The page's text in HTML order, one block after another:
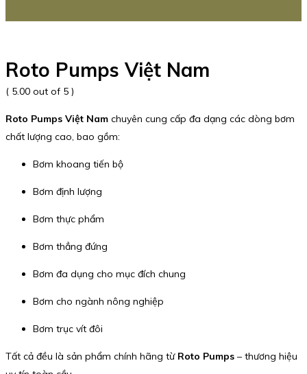
Roto Pumps Việt Nam
( 5.00 out of 5 )
Roto Pumps Việt Nam chuyên cung cấp đa dạng các dòng bơm
chất lượng cao, bao gồm:
Bơm khoang tiến bộ
Bơm định lượng
Bơm thực phẩm
Bơm thẳng đứng
Bơm đa dụng cho mục đích chung
Bơm cho ngành nông nghiệp
Bơm trục vít đôi
Tất cả đều là sản phẩm chính hãng từ Roto Pumps – thương hiệu